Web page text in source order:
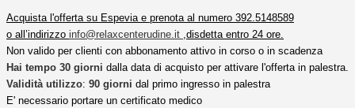
Acquista l'offerta su Espevia e prenota al numero 392.5148589
o all’indirizzo info@relaxcenterudine.it ,disdetta entro 24 ore.
Non valido per clienti con abbonamento attivo in corso o in scadenza
Hai tempo 30 giorni dalla data di acquisto per attivare l'offerta in palestra.
Validità utilizzo: 90 giorni dal primo ingresso in palestra
E' necessario portare un certificato medico